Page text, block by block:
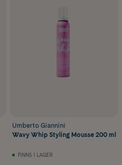
Umberto Giannini
Wavy Whip Styling Mousse 200 ml
FINNS I LAGER